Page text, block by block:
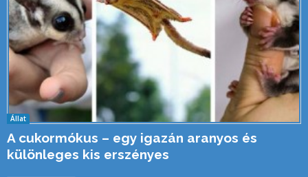
Állat
A cukormókus – egy igazán aranyos és
különleges kis erszényes